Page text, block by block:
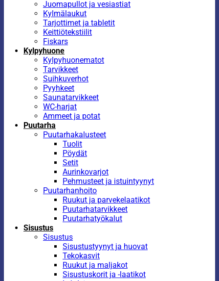
Juomapullot ja vesiastiat
Kylmälaukut
Tarjottimet ja tabletit
Keittiötekstiilit
Fiskars
Kylpyhuone
Kylpyhuonematot
Tarvikkeet
Suihkuverhot
Pyyhkeet
Saunatarvikkeet
WC-harjat
Ammeet ja potat
Puutarha
Puutarhakalusteet
Tuolit
Pöydät
Setit
Aurinkovarjot
Pehmusteet ja istuintyynyt
Puutarhanhoito
Ruukut ja parvekelaatikot
Puutarhatarvikkeet
Puutarhatyökalut
Sisustus
Sisustus
Sisustustyynyt ja huovat
Tekokasvit
Ruukut ja maljakot
Sisustuskorit ja -laatikot